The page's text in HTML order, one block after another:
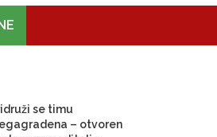
se timu
– otvoren